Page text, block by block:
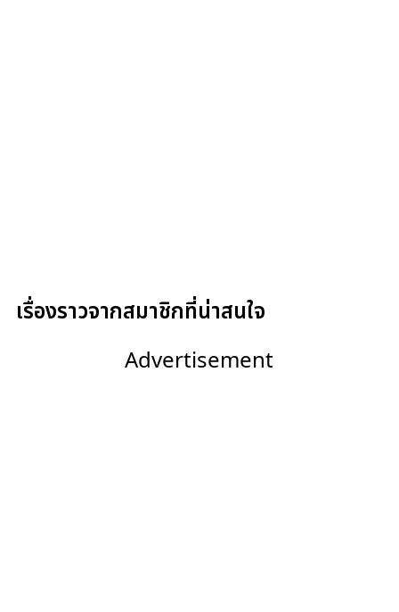
เรื่องราวจากสมาชิกที่น่าสนใจ
Advertisement